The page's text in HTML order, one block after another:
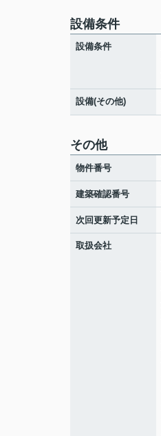
設備条件
設備条件
設備(その他)
その他
物件番号
建築確認番号
次回更新予定日
取扱会社